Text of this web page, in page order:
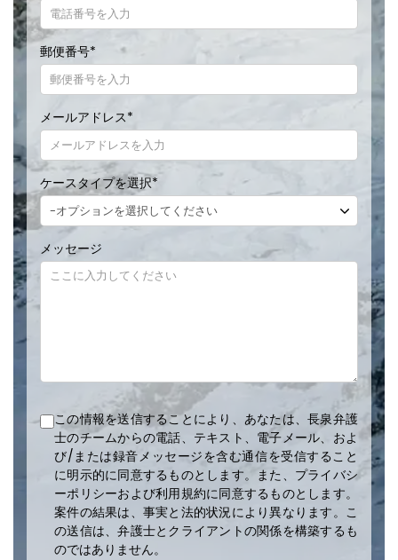
郵便番号*
メールアドレス*
ケースタイプを選択*
メッセージ
この情報を送信することにより、あなたは、長泉弁護
士のチームからの電話、テキスト、電子メール、およ
び/または録音メッセージを含む通信を受信すること
に明示的に同意するものとします。また、プライバシ
ーポリシーおよび利用規約に同意するものとします。
案件の結果は、事実と法的状況により異なります。こ
の送信は、弁護士とクライアントの関係を構築するも
のではありません。